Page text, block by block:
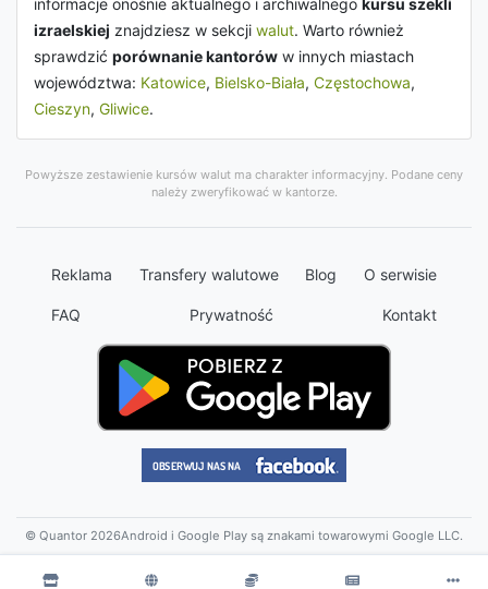
informacje onośnie aktualnego i archiwalnego kursu szekli
izraelskiej znajdziesz w sekcji walut. Warto również
sprawdzić porównanie kantorów w innych miastach
województwa: Katowice, Bielsko-Biała, Częstochowa,
Cieszyn, Gliwice.
Powyższe zestawienie kursów walut ma charakter informacyjny. Podane ceny
należy zweryfikować w kantorze.
Reklama Transfery walutowe Blog O serwisie
FAQ Prywatność Kontakt
© Quantor 2026Android i Google Play są znakami towarowymi Google LLC.